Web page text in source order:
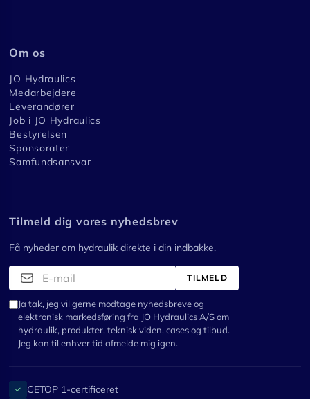
Om os
JO Hydraulics
Medarbejdere
Leverandører
Job i JO Hydraulics
Bestyrelsen
Sponsorater
Samfundsansvar
Tilmeld dig vores nyhedsbrev
Få nyheder om hydraulik direkte i din indbakke.
TILMELD
Ja tak, jeg vil gerne modtage nyhedsbreve og
elektronisk markedsføring fra JO Hydraulics A/S om
hydraulik, produkter, teknisk viden, cases og tilbud.
Jeg kan til enhver tid afmelde mig igen.
✓ CETOP 1-certificeret